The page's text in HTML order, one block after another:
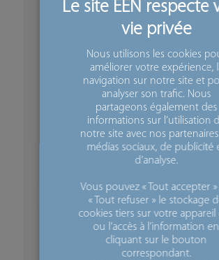
des biens
PDF - 334.6 Ko
La facture
commerciale
export
PDF - 338.74 Ko
Livraison
intracommunautaire
Nous utilisons les cookies
améliorer votre expérience,
navigation sur notre site et
analyser son trafic. Nous
partageons également des
informations sur l’utilisation
notre site avec nos
médias sociaux, de publicité
d’analyse.
Vous pouvez « Tout accepter
« Tout refuser » le stockage
cookies tiers sur votre
ou l’accès à l’information en
cliquant sur le bouton
correspondant.